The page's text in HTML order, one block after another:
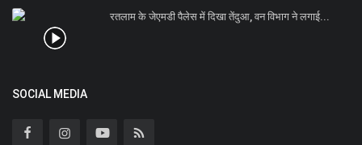
रतलाम के जेएमडी पैलेस में दिखा तेंदुआ, वन विभाग ने लगाई...
SOCIAL MEDIA